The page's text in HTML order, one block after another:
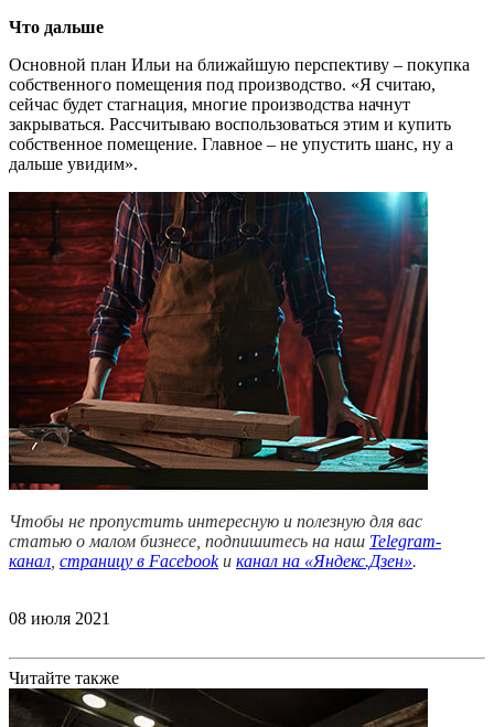
Что дальше
Основной план Ильи на ближайшую перспективу – покупка
собственного помещения под производство. «Я считаю,
сейчас будет стагнация, многие производства начнут
закрываться. Рассчитываю воспользоваться этим и купить
собственное помещение. Главное – не упустить шанс, ну а
дальше увидим».
Чтобы не пропустить интересную и полезную для вас
статью о малом бизнесе, подпишитесь на наш Telegram-
канал страницу в Facebookи канал на «Яндекс.Дзен».
08 июля 2021
Читайте также